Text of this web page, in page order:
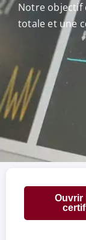
Notre objectif
totale et une
Ouvrir